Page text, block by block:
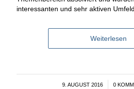
interessanten und sehr aktiven
Weiterlesen
9. AUGUST 2016
/ 0